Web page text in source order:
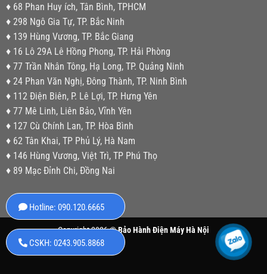
♦ 68 Phan Huy ích, Tân Bình, TPHCM
♦ 298 Ngô Gia Tự, TP. Bắc Ninh
♦ 139 Hùng Vương, TP. Bắc Giang
♦ 16 Lô 29A Lê Hồng Phong, TP. Hải Phòng
♦ 77 Trần Nhân Tông, Hạ Long, TP. Quảng Ninh
♦ 24 Phan Văn Nghị, Đông Thành, TP. Ninh Bình
♦ 112 Điện Biên, P. Lê Lợi, TP. Hưng Yên
♦ 77 Mê Linh, Liên Bảo, Vĩnh Yên
♦ 127 Cù Chính Lan, TP. Hòa Bình
♦ 62 Tân Khai, TP Phủ Lý, Hà Nam
♦ 146 Hùng Vương, Việt Trì, TP Phú Thọ
♦ 89 Mạc Đỉnh Chi, Đồng Nai
Copyright 2026 ©Bảo Hành Điện Máy Hà Nội
Hotline: 090.120.6665
CSKH: 0243.905.8868